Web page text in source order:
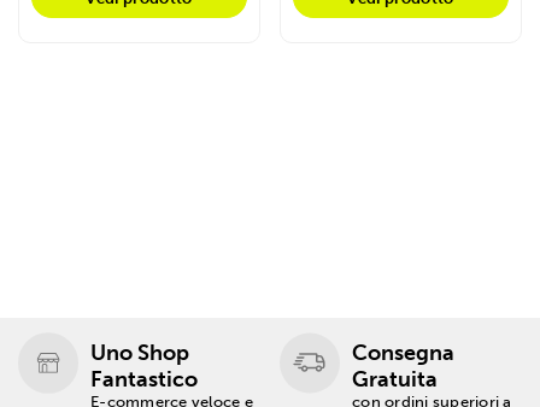
Uno Shop
Fantastico
E-commerce veloce e
Consegna
Gratuita
con ordini superiori a